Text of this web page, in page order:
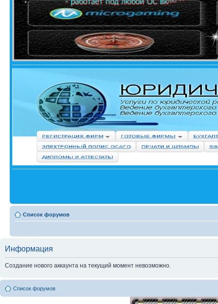
Список форумов
Информация
Создание нового аккаунта на текущий момент невозможно.
Список форумов